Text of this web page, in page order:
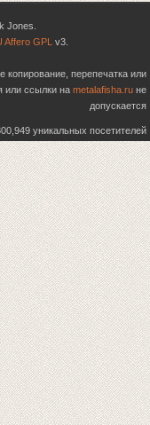
Jones.
Affero GPL v3.
перепечатка или
или ссылки на metalafisha.ru не
допускается
уникальных посетителей